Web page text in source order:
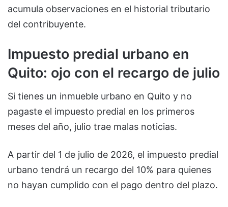
acumula observaciones en el historial tributario
del contribuyente.
Impuesto predial urbano en
Quito: ojo con el recargo de julio
Si tienes un inmueble urbano en Quito y no
pagaste el impuesto predial en los primeros
meses del año, julio trae malas noticias.
A partir del 1 de julio de 2026, el impuesto predial
urbano tendrá un recargo del 10% para quienes
no hayan cumplido con el pago dentro del plazo.